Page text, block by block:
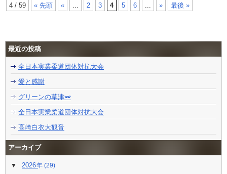
4 / 59 « 先頭 « ... 2 3 4 5 6 ... » 最後 »
最近の投稿
全日本実業柔道団体対抗大会
愛と感謝
グリーンの草津🫛
全日本実業柔道団体対抗大会
高崎白衣大観音
アーカイブ
2026 (29)